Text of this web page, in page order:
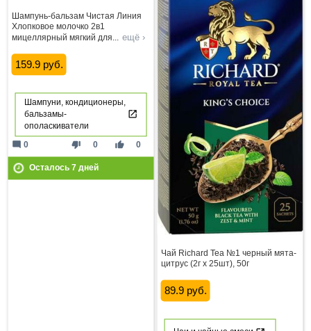
Шампунь-бальзам Чистая Линия
Хлопковое молочко 2в1
мицеллярный мягкий для... ещё ›
159.9 руб.
Шампуни, кондиционеры,
бальзамы-
ополаскиватели
thumb_down 0 thumb_up 0
mode_comment 0
Осталось 7дней
Чай Richard Tea №1 черный мята-
цитрус (2г х 25шт), 50г
89.9 руб.